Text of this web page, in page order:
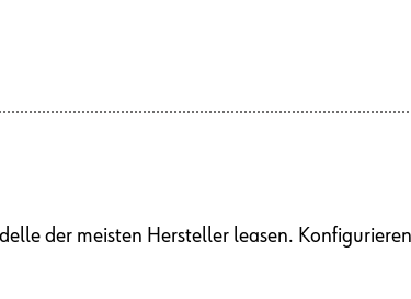
der meisten Hersteller leasen.